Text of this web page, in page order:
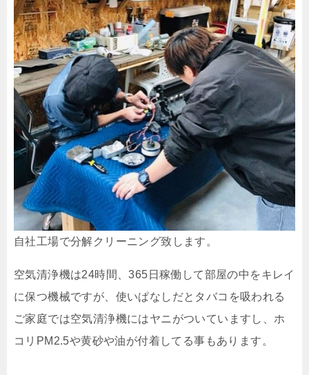
自社工場で分解クリーニング致します。
空気清浄機は24時間、365日稼働して部屋の中をキレイ
に保つ機械ですが、使いぱなしだとタバコを吸われる
ご家庭では空気清浄機にはヤニがついていますし、ホ
コリPM2.5や黄砂や油が付着してる事もあります。